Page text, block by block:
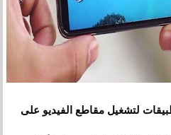
لتشغيل مقاطع الفيديو على